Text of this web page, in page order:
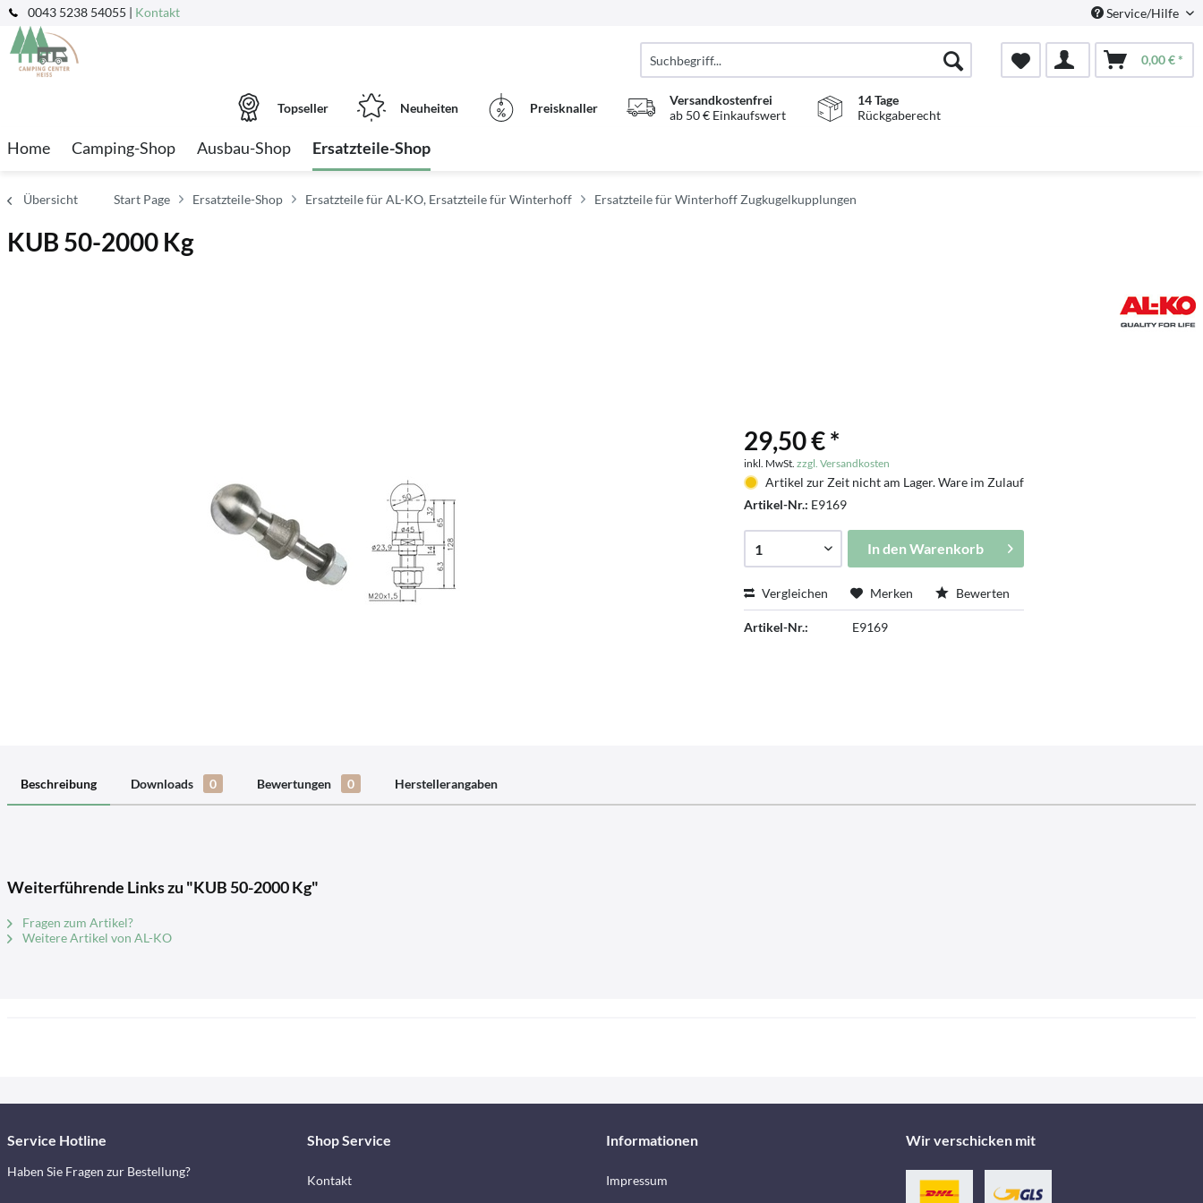
0043 5238 54055 | Kontakt Service/Hilfe
0,00 € *
Topseller Neuheiten Preisknaller
Versandkostenfrei
ab 50 € Einkaufswert
14 Tage
Rückgaberecht
Home Camping-Shop Ausbau-Shop Ersatzteile-Shop
Übersicht Start Page Ersatzteile-Shop Ersatzteile für AL-KO, Ersatzteile für Winterhoff Ersatzteile für Winterhoff Zugkugelkupplungen
KUB 50-2000 Kg
29,50 € *
inkl. MwSt.zzgl. Versandkosten
Artikel zur Zeit nicht am Lager. Ware im Zulauf
Artikel-Nr.: E9169
In den Warenkorb
Vergleichen Merken Bewerten
Artikel-Nr.: E9169
Beschreibung Downloads 0 Bewertungen 0 Herstellerangaben
Weiterführende Links zu "KUB 50-2000 Kg"
Fragen zum Artikel?
Weitere Artikel von AL-KO
Service Hotline
Haben Sie Fragen zur Bestellung?
Shop Service
Kontakt
Informationen
Impressum
Wir verschicken mit